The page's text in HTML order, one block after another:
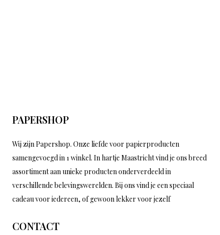
PAPERSHOP
Wij zijn Papershop. Onze liefde voor papierproducten
samengevoegd in 1 winkel. In hartje Maastricht vind je ons breed
assortiment aan unieke producten onderverdeeld in
verschillende belevingswerelden. Bij ons vind je een speciaal
cadeau voor iedereen, of gewoon lekker voor jezelf
CONTACT